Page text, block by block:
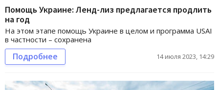
Помощь Украине: Ленд-лиз предлагается продлить
на год
На этом этапе помощь Украине в целом и программа USAI
в частности – сохранена
Подробнее 14 июля 2023, 14:29